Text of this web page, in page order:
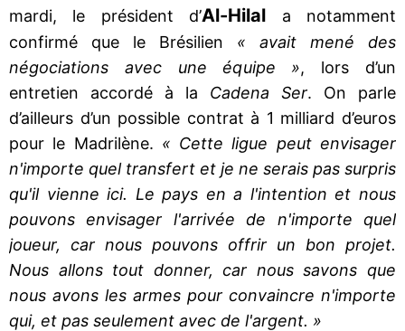
mardi, le président d’Al-Hilal
a notamment
confirmé que le Brésilien « avait mené des
négociations avec une équipe », lors d’un
entretien accordé à la Cadena Ser. On parle
d’ailleurs d’un possible contrat à 1 milliard d’euros
pour le Madrilène. « Cette ligue peut envisager
n'importe quel transfert et je ne serais pas surpris
qu'il vienne ici. Le pays en a l'intention et nous
pouvons envisager l'arrivée de n'importe quel
joueur, car nous pouvons offrir un bon projet.
Nous allons tout donner, car nous savons que
nous avons les armes pour convaincre n'importe
qui, et pas seulement avec de l'argent. »